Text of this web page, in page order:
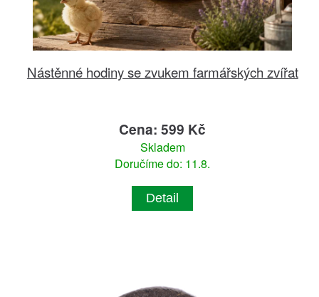
Nástěnné hodiny se zvukem farmářských zvířat
Cena: 599 Kč
Skladem
Doručíme do: 11.8.
Detail